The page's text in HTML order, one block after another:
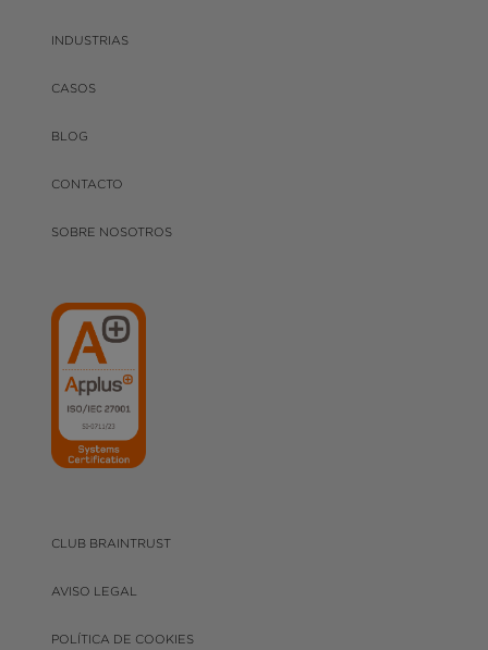
INDUSTRIAS
CASOS
BLOG
CONTACTO
SOBRE NOSOTROS
CLUB BRAINTRUST
AVISO LEGAL
POLÍTICA DE COOKIES